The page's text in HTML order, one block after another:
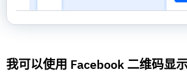
我可以使用 Facebook 二维码显